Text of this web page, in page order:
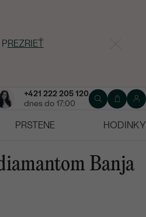
PREZRIEŤ
+421 222 205 120
dnes do 17:00
PRSTENE
HODINKY
Banja